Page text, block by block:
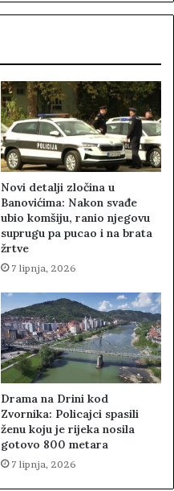
Novi detalji zločina u
Banovićima: Nakon svađe
ubio komšiju, ranio njegovu
suprugu pa pucao i na brata
žrtve
7 lipnja, 2026
Drama na Drini kod
Zvornika: Policajci spasili
ženu koju je rijeka nosila
gotovo 800 metara
7 lipnja, 2026